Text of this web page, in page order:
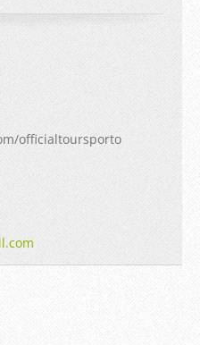
officialtoursporto
.com